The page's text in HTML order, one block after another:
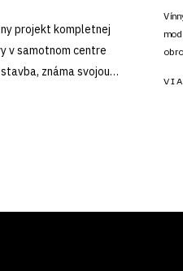
projekt kompletnej
v samotnom centre
známa svojou
mestské bývanie, ktoré v